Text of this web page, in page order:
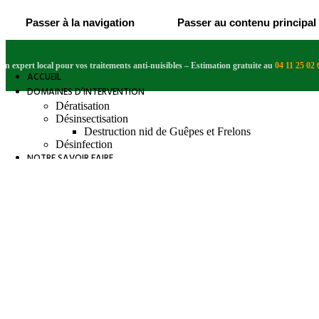
Passer à la navigation Passer au contenu principal
expert local pour vos traitements anti-nuisibles – Estimation gratuite au 04 11 25 02
ACCUEIL
DOMAINES D’INTERVENTION
Dératisation
Désinsectisation
Destruction nid de Guêpes et Frelons
Désinfection
NOTRE SAVOIR FAIRE